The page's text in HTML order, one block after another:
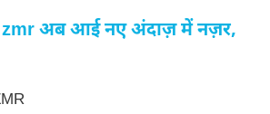
zmr अब आई नए अंदाज़ में नज़र,